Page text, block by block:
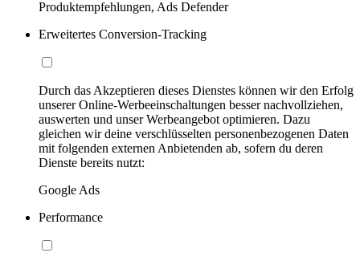
Produktempfehlungen, Ads Defender
Erweitertes Conversion-Tracking
Durch das Akzeptieren dieses Dienstes können wir den Erfolg
unserer Online-Werbeeinschaltungen besser nachvollziehen,
auswerten und unser Werbeangebot optimieren. Dazu
gleichen wir deine verschlüsselten personenbezogenen Daten
mit folgenden externen Anbietenden ab, sofern du deren
Dienste bereits nutzt:
Google Ads
Performance